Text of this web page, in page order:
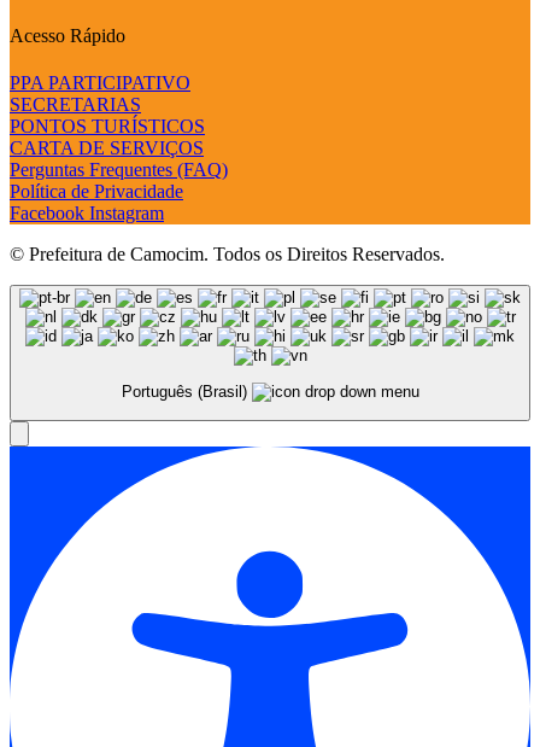
Acesso Rápido
PPA PARTICIPATIVO
SECRETARIAS
PONTOS TURÍSTICOS
CARTA DE SERVIÇOS
Perguntas Frequentes (FAQ)
Política de Privacidade
Facebook Instagram
© Prefeitura de Camocim. Todos os Direitos Reservados.
Português (Brasil)